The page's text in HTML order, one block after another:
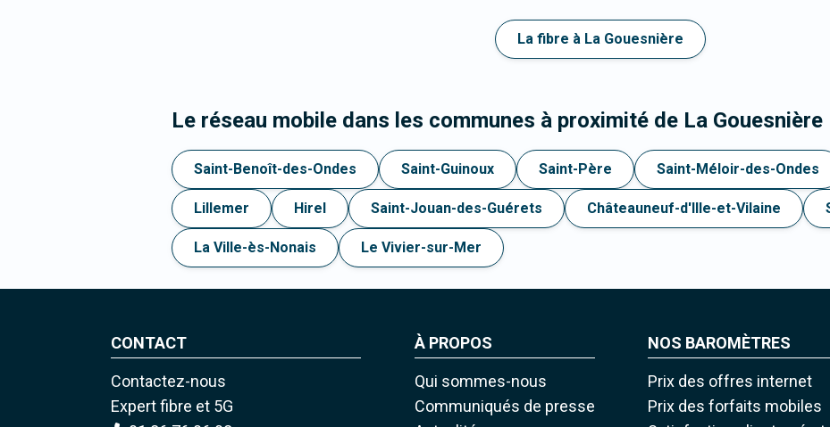
La fibre à La Gouesnière
Le réseau mobile dans les communes à proximité de La Gouesnière
Saint-Benoît-des-Ondes Saint-Guinoux Saint-Père Saint-Méloir-des-Ondes
Lillemer Hirel Saint-Jouan-des-Guérets Châteauneuf-d'Ille-et-Vilaine
La Ville-ès-Nonais Le Vivier-sur-Mer
CONTACT
Contactez-nous
Expert fibre et 5G
À PROPOS
Qui sommes-nous
Communiqués de presse
NOS BAROMÈTRES
Prix des offres internet
Prix des forfaits mobiles